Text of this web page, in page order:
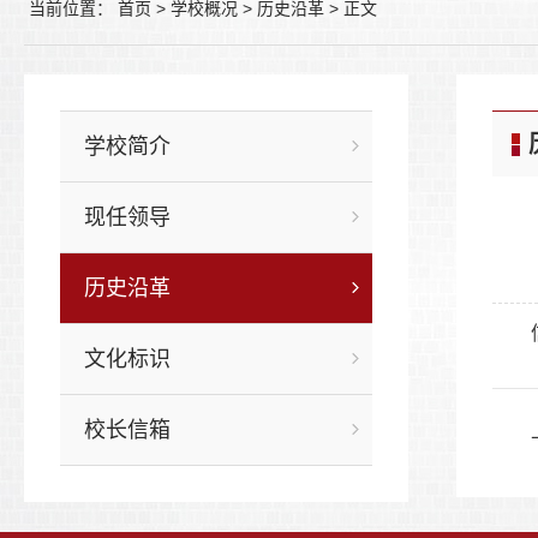
当前位置： 首页 > 学校概况 > 历史沿革 > 正文
学校简介
现任领导
历史沿革
文化标识
校长信箱